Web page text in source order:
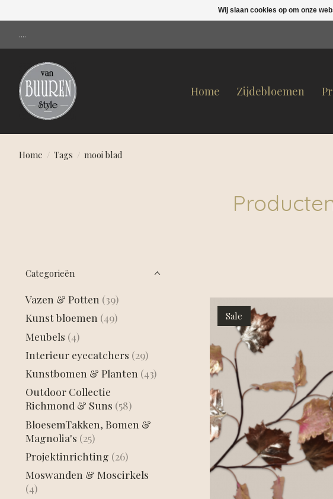
....
Home Zijdebloemen
Home / Tags / mooi blad
Categorieën
Vazen & Potten (39)
Kunst bloemen (49)
Meubels (4)
Interieur eyecatchers (29)
Kunstbomen & Planten (43)
Outdoor Collectie
Richmond & Suns (58)
BloesemTakken, Bomen &
Magnolia's (25)
Projektinrichting (26)
Moswanden & Moscirkels
(4)
Sale
Wij slaan cookies op om onze